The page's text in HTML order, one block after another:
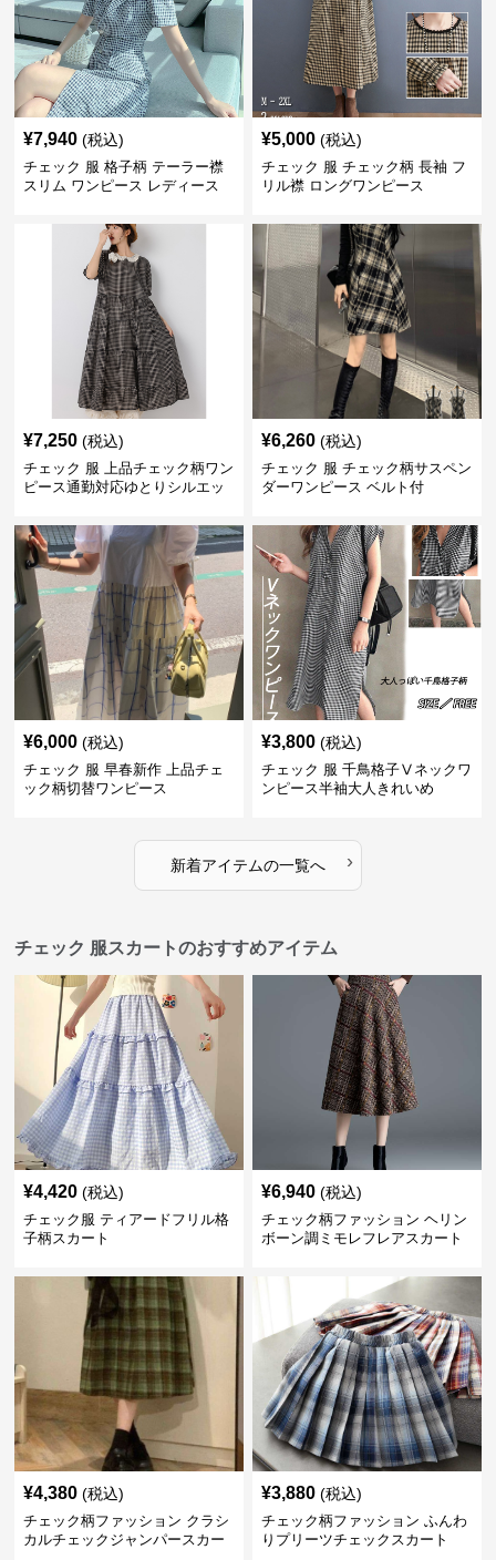
¥7,940 (税込)
チェック 服 格子柄 テーラー襟
スリム ワンピース レディース
¥5,000 (税込)
チェック 服 チェック柄 長袖 フ
リル襟 ロングワンピース
¥7,250 (税込)
チェック 服 上品チェック柄ワン
ピース通勤対応ゆとりシルエッ
¥6,260 (税込)
チェック 服 チェック柄サスペン
ダーワンピース ベルト付
¥6,000 (税込)
チェック 服 早春新作 上品チェ
ック柄切替ワンピース
¥3,800 (税込)
チェック 服 千鳥格子Ⅴネックワ
ンピース半袖大人きれいめ
新着アイテムの一覧へ ›
チェック 服スカートのおすすめアイテム
¥4,420 (税込)
チェック服 ティアードフリル格
子柄スカート
¥6,940 (税込)
チェック柄ファッション ヘリン
ボーン調ミモレフレアスカート
¥4,380 (税込)
チェック柄ファッション クラシ
カルチェックジャンパースカー
¥3,880 (税込)
チェック柄ファッション ふんわ
りプリーツチェックスカート